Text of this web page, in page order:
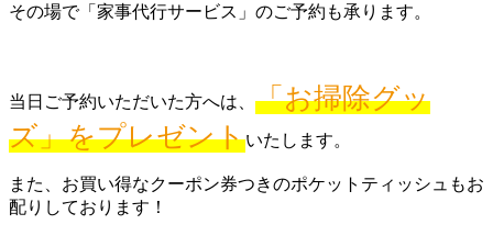
その場で「家事代行サービス」のご予約も承ります。
当日ご予約いただいた方へは、 「お掃除グッ
ズ」をプレゼントいたします。
また、お買い得なクーポン券つきのポケットティッシュもお
配りしております！